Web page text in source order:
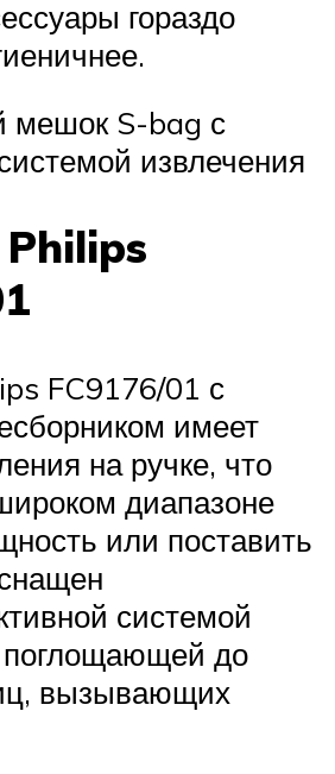
гораздо
мешок S-bag с
извлечения
FC9176/01 с
имеет
на ручке, что
диапазоне
или поставить
системой
до
вызывающих